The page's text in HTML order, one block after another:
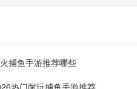
捕鱼手游推荐哪些
热门耐玩捕鱼手游推荐